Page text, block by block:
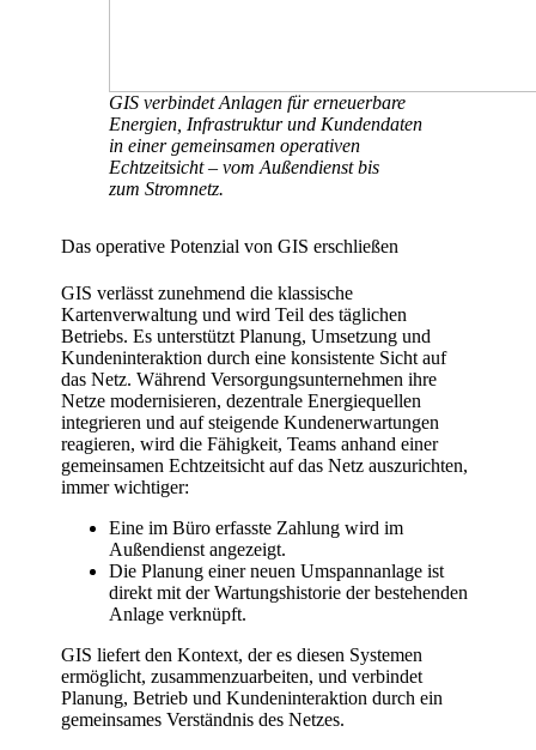
GIS verbindet Anlagen für erneuerbare
Energien, Infrastruktur und Kundendaten
in einer gemeinsamen operativen
Echtzeitsicht – vom Außendienst bis
zum Stromnetz.
Das operative Potenzial von GIS erschließen
GIS verlässt zunehmend die klassische
Kartenverwaltung und wird Teil des täglichen
Betriebs. Es unterstützt Planung, Umsetzung und
Kundeninteraktion durch eine konsistente Sicht auf
das Netz. Während Versorgungsunternehmen ihre
Netze modernisieren, dezentrale Energiequellen
integrieren und auf steigende Kundenerwartungen
reagieren, wird die Fähigkeit, Teams anhand einer
gemeinsamen Echtzeitsicht auf das Netz auszurichten,
immer wichtiger:
Eine im Büro erfasste Zahlung wird im
Außendienst angezeigt.
Die Planung einer neuen Umspannanlage ist
direkt mit der Wartungshistorie der bestehenden
Anlage verknüpft.
GIS liefert den Kontext, der es diesen Systemen
ermöglicht, zusammenzuarbeiten, und verbindet
Planung, Betrieb und Kundeninteraktion durch ein
gemeinsames Verständnis des Netzes.